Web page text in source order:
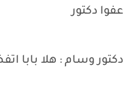
عفوا دكتور
دكتور وسام : هلا بابا